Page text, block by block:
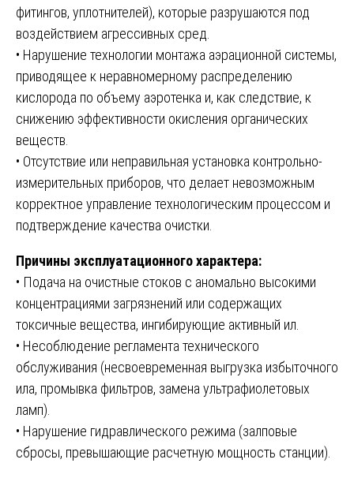
фитингов, уплотнителей), которые разрушаются под
воздействием агрессивных сред.
• Нарушение технологии монтажа аэрационной системы,
приводящее к неравномерному распределению
кислорода по объему аэротенка и, как следствие, к
снижению эффективности окисления органических
веществ.
• Отсутствие или неправильная установка контрольно-
измерительных приборов, что делает невозможным
корректное управление технологическим процессом и
подтверждение качества очистки.
Причины эксплуатационного характера:
• Подача на очистные стоков с аномально высокими
концентрациями загрязнений или содержащих
токсичные вещества, ингибирующие активный ил.
• Несоблюдение регламента технического
обслуживания (несвоевременная выгрузка избыточного
ила, промывка фильтров, замена ультрафиолетовых
ламп).
• Нарушение гидравлического режима (залповые
сбросы, превышающие расчетную мощность станции).